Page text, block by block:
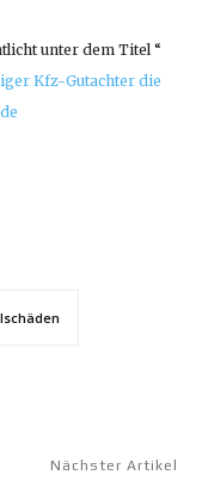
unter dem Titel “
Kfz-Gutachter die
Nächster Artikel